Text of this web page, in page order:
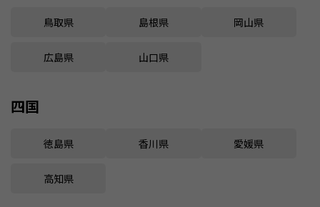
鳥取県 島根県 岡山県
広島県 山口県
四国
徳島県 香川県 愛媛県
高知県